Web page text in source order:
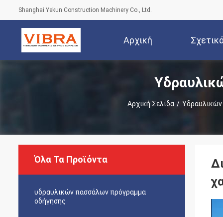
Shanghai Yekun Construction Machinery Co., Ltd.
Αρχική
Αρχική Σελίδα /
Όλα Τα Προϊόντα
υδραυλικών πασσάλων πρόγραμμα
οδήγησης